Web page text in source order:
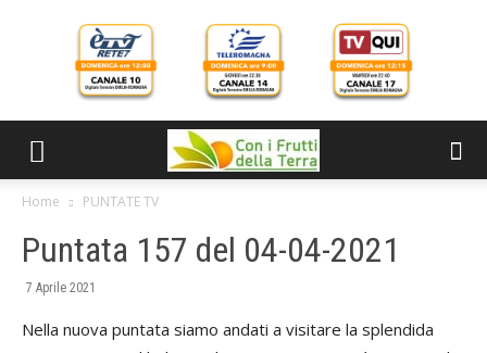
Home PUNTATE TV
Puntata 157 del 04-04-2021
7 Aprile 2021
Nella nuova puntata siamo andati a visitare la splendida